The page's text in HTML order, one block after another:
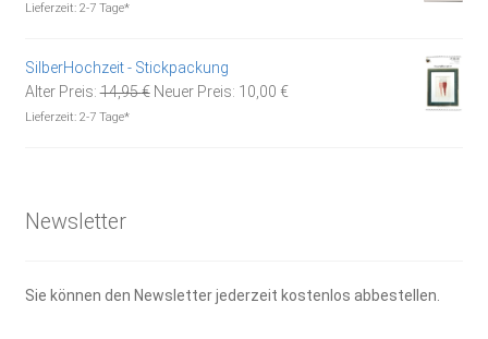
Lieferzeit: 2-7 Tage*
SilberHochzeit - Stickpackung
Alter Preis: 14,95€ Ursprünglicher
Neuer Preis: 10,00 €Aktueller
Lieferzeit: 2-7 Tage*
Newsletter
Sie können den Newsletter jederzeit kostenlos abbestellen.